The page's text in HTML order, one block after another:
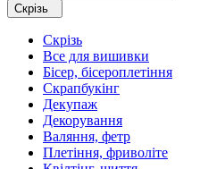
Скрізь
Скрізь
Все для вишивки
Бісер, бісероплетіння
Скрапбукінг
Декупаж
Декорування
Валяння, фетр
Плетіння, фриволіте